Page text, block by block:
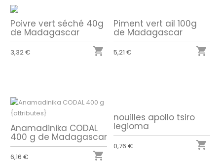
Poivre vert séché 40g
de Madagascar
3,32 € 
Piment vert ail 100g
de Madagascar
5,21 € 
Anamadinika CODAL
400 g de Madagascar
6,16 € 
nouilles apollo tsiro
legioma
0,76 € 